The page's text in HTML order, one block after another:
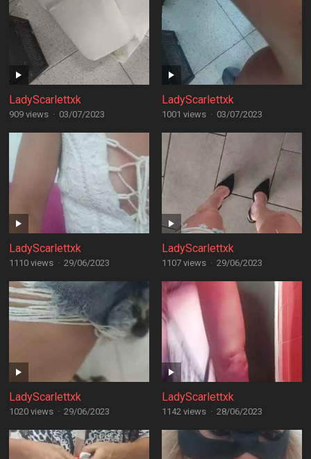
LadyScarlettxk
909 views · 03/07/2023
LadyScarlettxk
1001 views · 03/07/2023
LadyScarlettxk
1110 views · 29/06/2023
LadyScarlettxk
1107 views · 29/06/2023
LadyScarlettxk
1020 views · 29/06/2023
LadyScarlettxk
1142 views · 28/06/2023